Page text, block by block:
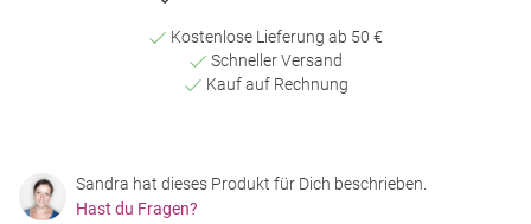
Kostenlose Lieferung ab 50 €
Schneller Versand
Kauf auf Rechnung
Sandra hat dieses Produkt für Dich beschrieben.
Hast du Fragen?